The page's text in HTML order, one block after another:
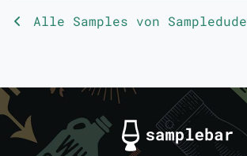
Alle Samples von Sampledude